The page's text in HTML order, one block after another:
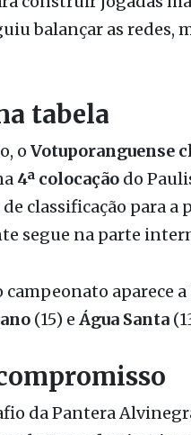
construir jogadas
balançar as redes,
tabela
o Votuporanguense
4ª colocaçãodo
classificação para a
segue na parte
campeonato aparece a
(15) e Água Santa
da Pantera